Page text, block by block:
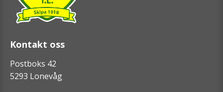
Kontakt oss
Postboks 42
5293 Lonevåg